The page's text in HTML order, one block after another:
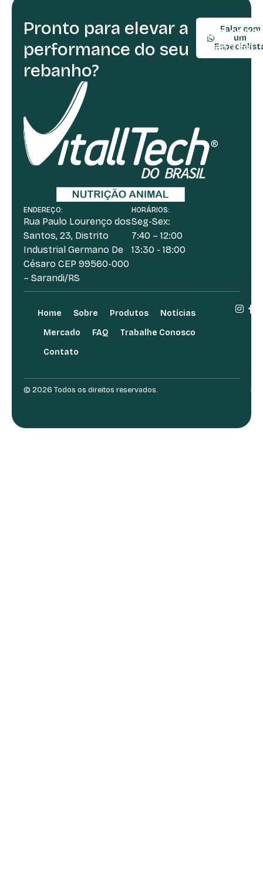
Pronto para elevar a
performance do seu
rebanho?
Falar com
um
TELEFONE:
(54)
(54) 3361-
ENDEREÇO:
Rua Paulo Lourenço dos
Santos, 23, Distrito
Industrial Germano De
Césaro CEP 99560-000
– Sarandi/RS
HORÁRIOS:
Seg-Sex:
7:40 – 12:00
13:30 - 18:00
Home Sobre Produtos
Notícias
Mercado
FAQ
Trabalhe Conosco
Contato
© 2026 Todos os direitos reservados.